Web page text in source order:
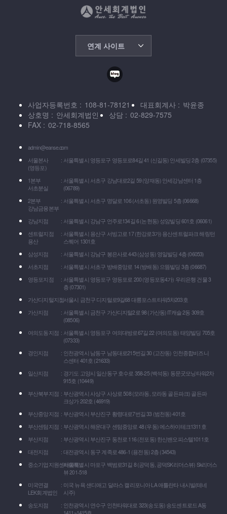
연계 사이트
사업자등록번호 108-81-78121 대표회계사
박윤종
상호명
안세회계법인 상담
02-829-7575
FAX
02-718-8565
admin@eanse.com
서울본사
(영등포)
서울특별시 영등포구 영등포로84길 41 (신길동) 안세빌딩 2층 (07355)
1본부
서초분실
서울특별시 서초구 강남대로2길 59 (양재동) 안세강남센터 1층
(06789)
2본부
강남금융본부
서울특별시 서초구 명달로 106 (서초동) 원영빌딩 5층 (06668)
강남지점
서울특별시 강남구 언주로134길 6 (논현동) 성암빌딩 601호 (06061)
센트럴지점
용산
서울특별시 용산구 서빙고로 17 (한강로3가) 용산센트럴파크 해링턴
스퀘어 1301호
삼성지점
서울특별시 강남구 봉은사로 443 (삼성동) 영일빌딩 4층 (06053)
서초지점
서울특별시 서초구 방배중앙로 14 (방배동) 으뜸빌딩 3층 (06687)
영등포지점
서울특별시 영등포구 영등포로 200 (영등포동4가) 우리은행 건물 3
층 (07301)
가산디지털지점서울시 금천구 디지털로9길68 대륭포스트타워5차203호
가산지점
서울특별시 금천구 가산디지털2로 98 (가산동) IT캐슬 2동 309호
(08506)
여의도동지점
서울특별시 영등포구 여의대방로67길 22 (여의도동) 태양빌딩 705호
(07333)
경인지점
인천광역시 남동구 남동대로215번길 30 (고잔동) 인천종합비즈니
스센터 401호 (21633)
일산지점
경기도 고양시 일산동구 호수로 358-25 (백석동) 동문굿모닝타워2차
915호 (10449)
부산북부지점
부산광역시 사상구 사상로 508 (모라동, 모라동 골든파크) 골든파
크상가 202호 (46919)
부산중앙지점
부산광역시 부산진구 황령대로7번길 33 (범천동) 401호
부산센텀지점
부산광역시 해운대구 센텀중앙로 48 (우동) 에스하이테크1311호
부산지점
부산광역시 부산진구 동천로 116 (전포동) 한신밴오피스텔1011호
대전지점
대전광역시 동구 계족로 486-1 (용전동) 2층 (34543)
중소기업지원센타마포서울특별시 마포구 백범로31길 8 (공덕동, 공덕SK리더스뷰) Sk리더스
뷰 201-518
미국연결
LEK회계법인
미국 뉴욕 샌디애고 달라스 캘리포니아 LA 애틀란타 내시빌(테네
시주)
송도지점
인천광역시 연수구 인천타워대로 323(송도동) 송도센트로드 A동